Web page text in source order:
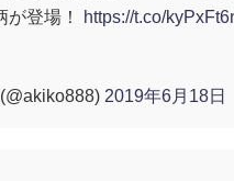
が登場！
https://t.co/
2019年6月18日